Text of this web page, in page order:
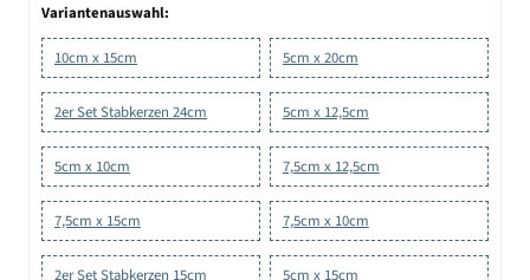
Variantenauswahl:
10cm x 15cm 5cm x 20cm
2er Set Stabkerzen 24cm 5cm x 12,5cm
5cm x 10cm 7,5cm x 12,5cm
7,5cm x 15cm 7,5cm x 10cm
2er Set Stabkerzen 15cm 5cm x 15cm